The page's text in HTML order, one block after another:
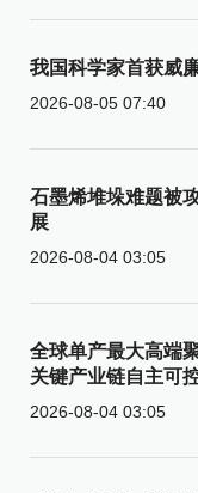
我国科学家首获威
2026-08-05 07:40
石墨烯堆垛难题被
展
2026-08-04 03:05
全球单产最大高端
关键产业链自主可
2026-08-04 03:05